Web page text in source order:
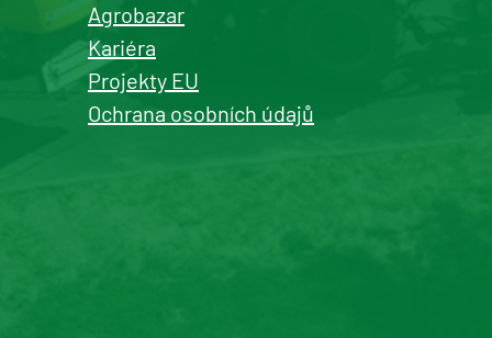
Agrobazar
Kariéra
Projekty EU
Ochrana osobních údajů